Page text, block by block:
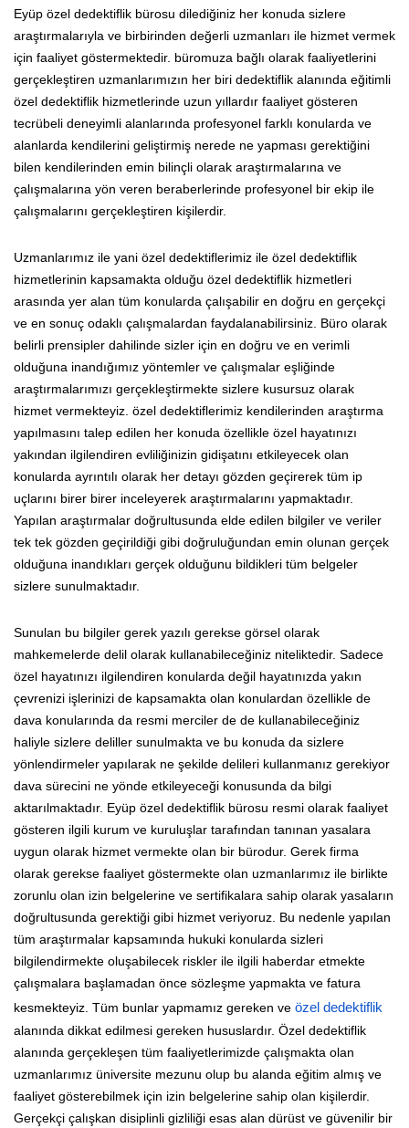
Eyüp özel dedektiflik bürosu dilediğiniz her konuda sizlere
araştırmalarıyla ve birbirinden değerli uzmanları ile hizmet vermek
için faaliyet göstermektedir. büromuza bağlı olarak faaliyetlerini
gerçekleştiren uzmanlarımızın her biri dedektiflik alanında eğitimli
özel dedektiflik hizmetlerinde uzun yıllardır faaliyet gösteren
tecrübeli deneyimli alanlarında profesyonel farklı konularda ve
alanlarda kendilerini geliştirmiş nerede ne yapması gerektiğini
bilen kendilerinden emin bilinçli olarak araştırmalarına ve
çalışmalarına yön veren beraberlerinde profesyonel bir ekip ile
çalışmalarını gerçekleştiren kişilerdir.
Uzmanlarımız ile yani özel dedektiflerimiz ile özel dedektiflik
hizmetlerinin kapsamakta olduğu özel dedektiflik hizmetleri
arasında yer alan tüm konularda çalışabilir en doğru en gerçekçi
ve en sonuç odaklı çalışmalardan faydalanabilirsiniz. Büro olarak
belirli prensipler dahilinde sizler için en doğru ve en verimli
olduğuna inandığımız yöntemler ve çalışmalar eşliğinde
araştırmalarımızı gerçekleştirmekte sizlere kusursuz olarak
hizmet vermekteyiz. özel dedektiflerimiz kendilerinden araştırma
yapılmasını talep edilen her konuda özellikle özel hayatınızı
yakından ilgilendiren evliliğinizin gidişatını etkileyecek olan
konularda ayrıntılı olarak her detayı gözden geçirerek tüm ip
uçlarını birer birer inceleyerek araştırmalarını yapmaktadır.
Yapılan araştırmalar doğrultusunda elde edilen bilgiler ve veriler
tek tek gözden geçirildiği gibi doğruluğundan emin olunan gerçek
olduğuna inandıkları gerçek olduğunu bildikleri tüm belgeler
sizlere sunulmaktadır.
Sunulan bu bilgiler gerek yazılı gerekse görsel olarak
mahkemelerde delil olarak kullanabileceğiniz niteliktedir. Sadece
özel hayatınızı ilgilendiren konularda değil hayatınızda yakın
çevrenizi işlerinizi de kapsamakta olan konulardan özellikle de
dava konularında da resmi merciler de de kullanabileceğiniz
haliyle sizlere deliller sunulmakta ve bu konuda da sizlere
yönlendirmeler yapılarak ne şekilde delileri kullanmanız gerekiyor
dava sürecini ne yönde etkileyeceği konusunda da bilgi
aktarılmaktadır. Eyüp özel dedektiflik bürosu resmi olarak faaliyet
gösteren ilgili kurum ve kuruluşlar tarafından tanınan yasalara
uygun olarak hizmet vermekte olan bir bürodur. Gerek firma
olarak gerekse faaliyet göstermekte olan uzmanlarımız ile birlikte
zorunlu olan izin belgelerine ve sertifikalara sahip olarak yasaların
doğrultusunda gerektiği gibi hizmet veriyoruz. Bu nedenle yapılan
tüm araştırmalar kapsamında hukuki konularda sizleri
bilgilendirmekte oluşabilecek riskler ile ilgili haberdar etmekte
çalışmalara başlamadan önce sözleşme yapmakta ve fatura
kesmekteyiz. Tüm bunlar yapmamız gereken ve özel dedektiflik
alanında dikkat edilmesi gereken hususlardır. Özel dedektiflik
alanında gerçekleşen tüm faaliyetlerimizde çalışmakta olan
uzmanlarımız üniversite mezunu olup bu alanda eğitim almış ve
faaliyet gösterebilmek için izin belgelerine sahip olan kişilerdir.
Gerçekçi çalışkan disiplinli gizliliği esas alan dürüst ve güvenilir bir